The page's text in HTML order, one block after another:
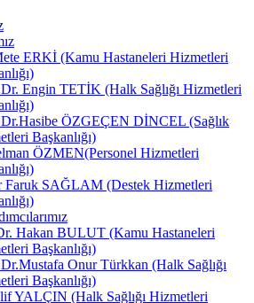
ERKİ (Kamu Hastaneleri Hizmetleri
Engin TETİK (Halk Sağlığı Hizmetleri
ÖZGEÇEN DİNCEL (Sağlık
Başkanlığı)
ÖZMEN(Personel Hizmetleri
Faruk SAĞLAM (Destek Hizmetleri
Hakan BULUT (Kamu Hastaneleri
Başkanlığı)
Onur Türkkan (Halk Sağlığı
Başkanlığı)
YALÇIN (Halk Sağlığı Hizmetleri